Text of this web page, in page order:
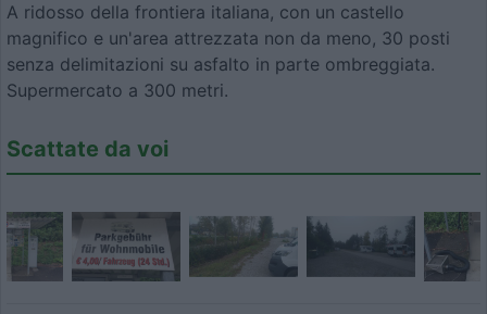
A ridosso della frontiera italiana, con un castello
magnifico e un'area attrezzata non da meno, 30 posti
senza delimitazioni su asfalto in parte ombreggiata.
Supermercato a 300 metri.
Scattate da voi